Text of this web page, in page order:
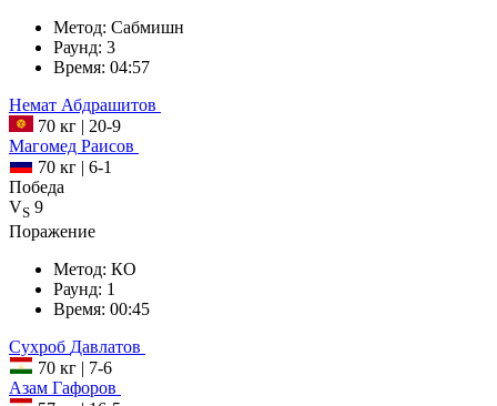
Метод: Сабмишн
Раунд: 3
Время: 04:57
Немат Абдрашитов
70 кг | 20-9
Магомед Раисов
70 кг | 6-1
Победа
VS 9
Поражение
Метод: КО
Раунд: 1
Время: 00:45
Сухроб Давлатов
70 кг | 7-6
Азам Гафоров